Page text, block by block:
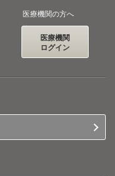
医療機関の方へ
医療機関
ログイン